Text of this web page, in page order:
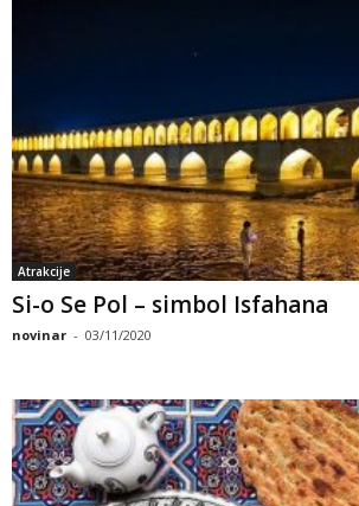
Atrakcije
Si-o Se Pol – simbol Isfahana
novinar - 03/11/2020